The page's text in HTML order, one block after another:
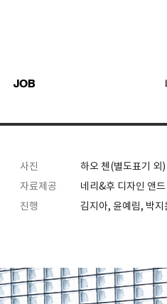
JOB
사진
하오 첸(별도표기 외)
자료제공
네리&후 디자인 앤
진행
김지아, 윤예림, 박지